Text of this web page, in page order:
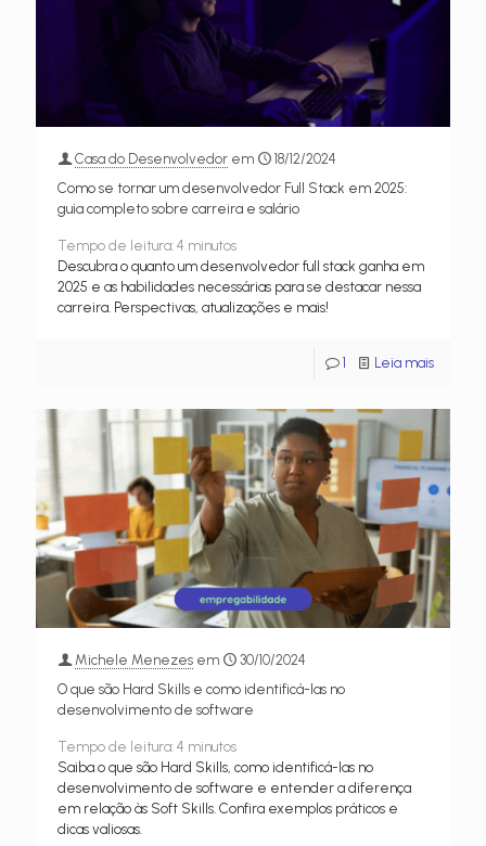
Casa do Desenvolvedor em
18/12/2024
Como se tornar um desenvolvedor Full Stack em 2025:
guia completo sobre carreira e salário
Tempo de leitura: 4 minutos
Descubra o quanto um desenvolvedor full stack ganha em
2025 e as habilidades necessárias para se destacar nessa
carreira. Perspectivas, atualizações e mais!
1 Leia mais
Michele Menezes em
30/10/2024
O que são Hard Skills e como identificá-las no
desenvolvimento de software
Tempo de leitura: 4 minutos
Saiba o que são Hard Skills, como identificá-las no
desenvolvimento de software e entender a diferença
em relação às Soft Skills. Confira exemplos práticos e
dicas valiosas.